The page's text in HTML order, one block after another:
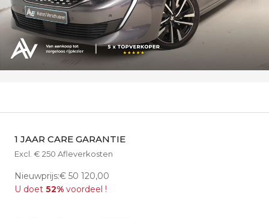
1 JAAR CARE GARANTIE
Excl. € 250 Afleverkosten
Nieuwprijs:€ 50 120,00
U doet 52% voordeel !